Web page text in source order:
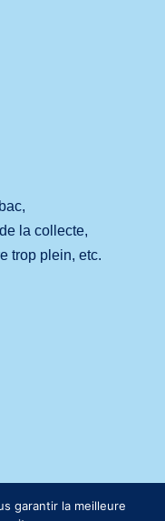
la collecte,
trop plein, etc.
garantir la meilleure